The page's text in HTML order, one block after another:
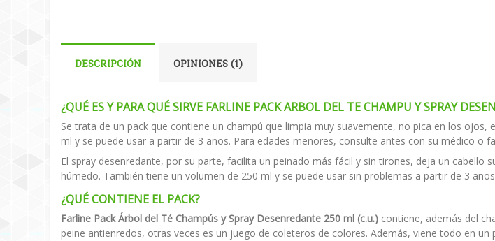
DESCRIPCIÓN OPINIONES (1)
¿QUÉ ES Y PARA QUÉ SIRVE FARLINE PACK ARBOL DEL TE CHAMPU Y SPRAY
Se trata de un pack que contiene un champú que limpia muy suavemente, no pica en los
ml y se puede usar a partir de 3 años. Para edades menores, consulte antes con su médico o
El spray desenredante, por su parte, facilita un peinado más fácil y sin tirones, deja un cabello
húmedo. También tiene un volumen de 250 ml y se puede usar sin problemas a partir de 3
¿QUÉ CONTIENE EL PACK?
Farline Pack Árbol del Té Champús y Spray Desenredante 250 ml (c.u.) contiene, además del
peine antienredos, otras veces es un juego de coleteros de colores. Además, viene todo en